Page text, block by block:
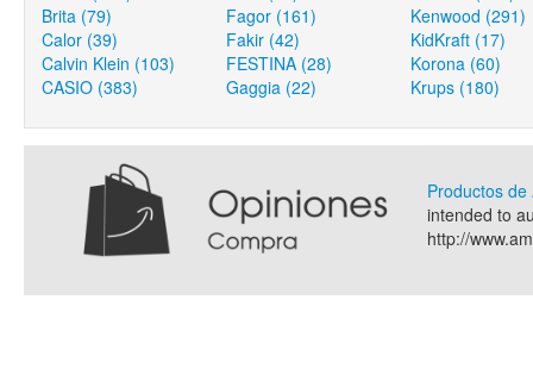
Brita (79)
Calor (39)
Calvin Klein (103)
CASIO (383)
Fagor (161)
Fakir (42)
FESTINA (28)
Gaggia (22)
Kenwood (291)
KidKraft (17)
Korona (60)
Krups (180)
Productos
intended to
http://